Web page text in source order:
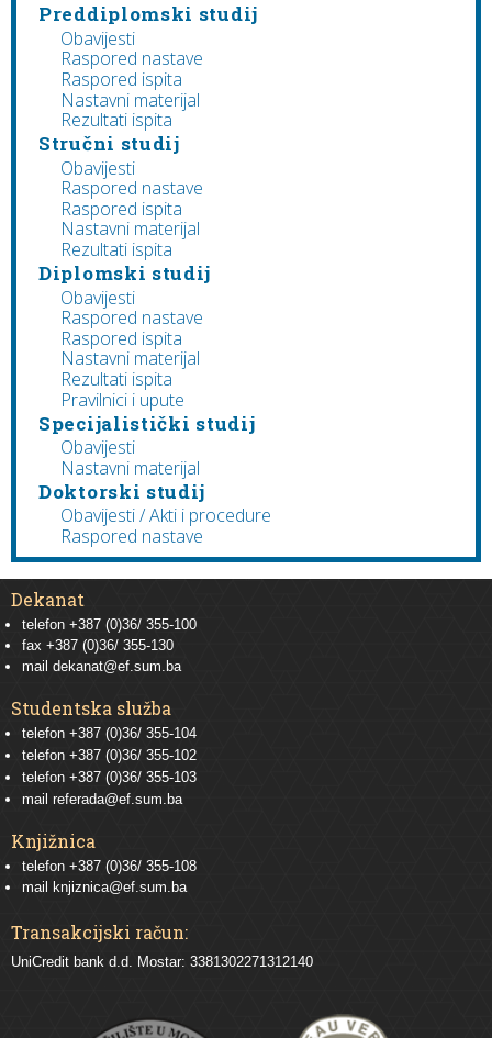
Preddiplomski studij
Obavijesti
Raspored nastave
Raspored ispita
Nastavni materijal
Rezultati ispita
Stručni studij
Obavijesti
Raspored nastave
Raspored ispita
Nastavni materijal
Rezultati ispita
Diplomski studij
Obavijesti
Raspored nastave
Raspored ispita
Nastavni materijal
Rezultati ispita
Pravilnici i upute
Specijalistički studij
Obavijesti
Nastavni materijal
Doktorski studij
Obavijesti / Akti i procedure
Raspored nastave
Dekanat
telefon +387 (0)36/ 355-100
fax +387 (0)36/ 355-130
mail dekanat@ef.sum.ba
Studentska služba
telefon +387 (0)36/ 355-104
telefon +387 (0)36/ 355-102
telefon +387 (0)36/ 355-103
mail referada@ef.sum.ba
Knjižnica
telefon +387 (0)36/ 355-108
mail
knjiznica@ef.sum.ba
Transakcijski račun:
UniCredit bank d.d. Mostar: 3381302271312140